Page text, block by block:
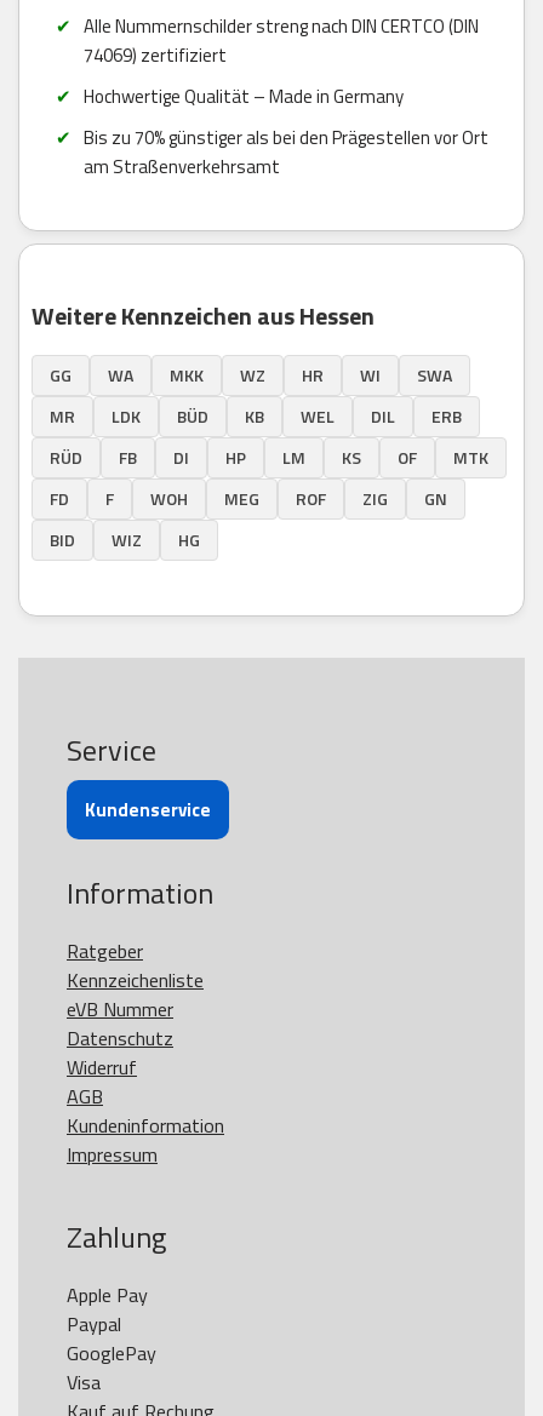
Alle Nummernschilder streng nach DIN CERTCO (DIN
74069) zertifiziert
Hochwertige Qualität – Made in Germany
Bis zu 70% günstiger als bei den Prägestellen vor Ort
am Straßenverkehrsamt
Weitere Kennzeichen aus Hessen
GG WA MKK WZ HR WI
SWA
MR
LDK BÜD KB WEL DIL
ERB
RÜD
FB DI HP LM KS OF
MTK
FD
F WOH MEG ROF ZIG
GN
BID
WIZ HG
Service
Kundenservice
Information
Ratgeber
Kennzeichenliste
eVB Nummer
Datenschutz
Widerruf
AGB
Kundeninformation
Impressum
Zahlung
Apple Pay
Paypal
GooglePay
Visa